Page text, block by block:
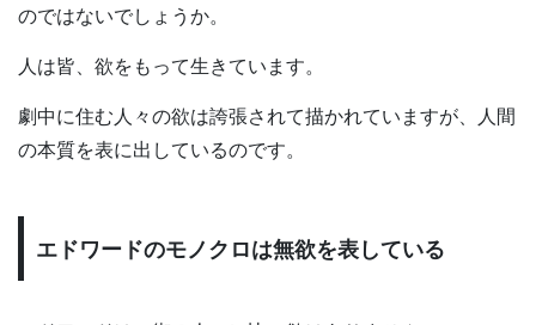
のではないでしょうか。
人は皆、欲をもって生きています。
劇中に住む人々の欲は誇張されて描かれていますが、人間
の本質を表に出しているのです。
エドワードのモノクロは無欲を表している